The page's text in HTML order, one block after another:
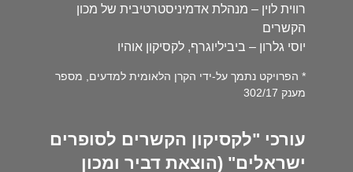
רווית לוין – מנהלת אדמיניסטרטיבית של מכון
הקשרים
יוסי גלרון – ביביליוגרף, לקסיקון אוהיו
* הפרויקט נתמך על-ידי הקרן הלאומית למדעים, מספר
מענק 302/17
עורכי "לקסיקון הקשרים לסופרים
ישראלים" (הוצאת דביר ומכון